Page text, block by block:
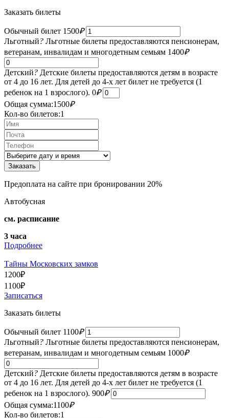
Заказать билеты
Обычный билет 1500₽
Льготный? Льготные билеты предоставляются пенсионерам,
ветеранам, инвалидам и многодетным семьям 1400₽
Детский? Детские билеты предоставляются детям в возрасте
от 4 до 16 лет. Для детей до 4-х лет билет не требуется (1
ребенок на 1 взрослого). 0₽
Общая сумма:1500₽
Кол-во билетов:1
Предоплата на сайте при бронировании 20%
Автобусная
см. расписание
3 часа
Подробнее
Тайны Московских замков
1200₽
1100₽
Записаться
Заказать билеты
Обычный билет 1100₽
Льготный? Льготные билеты предоставляются пенсионерам,
ветеранам, инвалидам и многодетным семьям 1000₽
Детский? Детские билеты предоставляются детям в возрасте
от 4 до 16 лет. Для детей до 4-х лет билет не требуется (1
ребенок на 1 взрослого). 900₽
Общая сумма:1100₽
Кол-во билетов:1